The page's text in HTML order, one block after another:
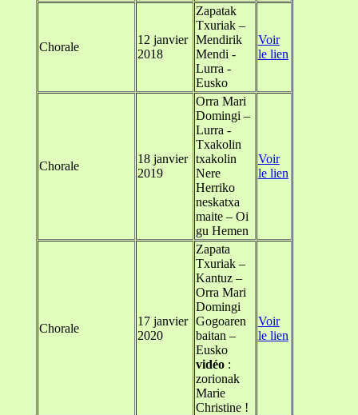
Chorale
12 janvier
2018
Zapatak
Txuriak –
Mendirik
Mendi -
Lurra -
Eusko
Voir
le lien
Chorale
18 janvier
2019
Orra Mari
Domingi –
Lurra -
Txakolin
txakolin
Nere
Herriko
neskatxa
maite – Oi
gu Hemen
Voir
le lien
Chorale
17 janvier
2020
Zapata
Txuriak –
Kantuz –
Orra Mari
Domingi
Gogoaren
baitan –
Eusko
vidéo:
zorionak
Marie
Christine !
Voir
le lien